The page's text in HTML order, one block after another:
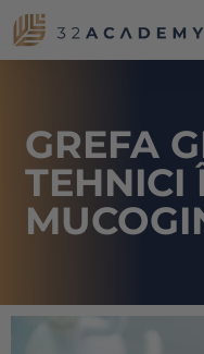
GREFA
TEHNICI